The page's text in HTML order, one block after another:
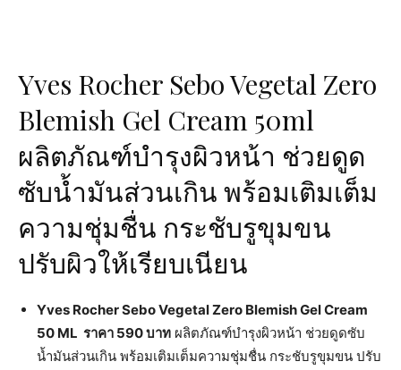
Yves Rocher Sebo Vegetal Zero
Blemish Gel Cream 50ml
ผลิตภัณฑ์บำรุงผิวหน้า ช่วยดูด
ซับน้ำมันส่วนเกิน พร้อมเติมเต็ม
ความชุ่มชื่น กระชับรูขุมขน
ปรับผิวให้เรียบเนียน
Yves Rocher Sebo Vegetal Zero Blemish Gel Cream
50 ML ราคา 590 บาท ผลิตภัณฑ์บำรุงผิวหน้า ช่วยดูดซับ
น้ำมันส่วนเกิน พร้อมเติมเต็มความชุ่มชื่น กระชับรูขุมขน ปรับ